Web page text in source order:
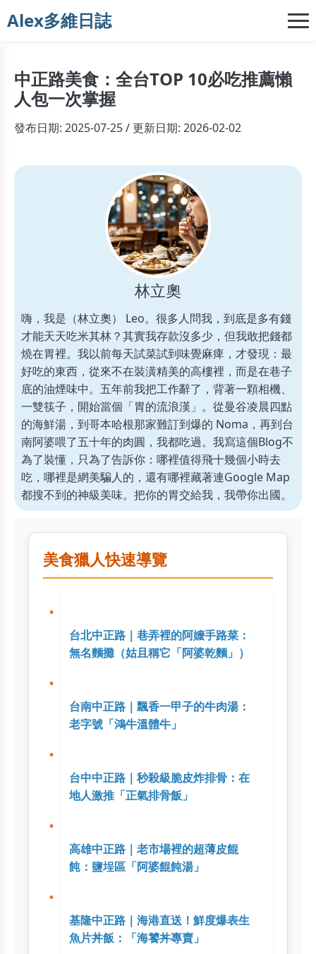
Alex多維日誌
中正路美食：全台TOP 10必吃推薦懶
人包一次掌握
發布日期: 2025-07-25 / 更新日期: 2026-02-02
林立奧
嗨，我是（林立奧） Leo。很多人問我，到底是多有錢
才能天天吃米其林？其實我存款沒多少，但我敢把錢都
燒在胃裡。我以前每天試菜試到味覺麻痺，才發現：最
好吃的東西，從來不在裝潢精美的高樓裡，而是在巷子
底的油煙味中。五年前我把工作辭了，背著一顆相機、
一雙筷子，開始當個「胃的流浪漢」。從曼谷凌晨四點
的海鮮湯，到哥本哈根那家難訂到爆的 Noma，再到台
南阿婆喂了五十年的肉圓，我都吃過。我寫這個Blog不
為了裝懂，只為了告訴你：哪裡值得飛十幾個小時去
吃，哪裡是網美騙人的，還有哪裡藏著連Google Map
都搜不到的神級美味。把你的胃交給我，我帶你出國。
美食獵人快速導覽
台北中正路｜巷弄裡的阿嬤手路菜：
無名麵攤（姑且稱它「阿婆乾麵」）
台南中正路｜飄香一甲子的牛肉湯：
老字號「鴻牛溫體牛」
台中中正路｜秒殺級脆皮炸排骨：在
地人激推「正氣排骨飯」
高雄中正路｜老市場裡的超薄皮餛
飩：鹽埕區「阿婆餛飩湯」
基隆中正路｜海港直送！鮮度爆表生
魚片丼飯：「海饕丼專賣」